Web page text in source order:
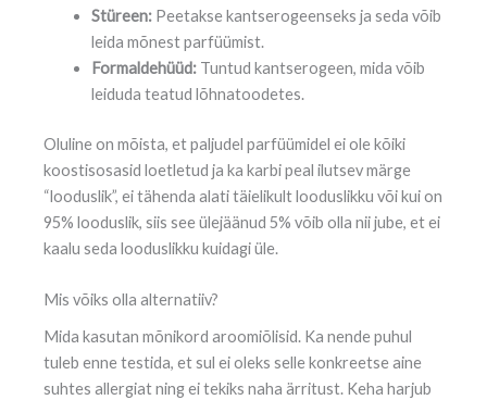
Stüreen:Peetakse kantserogeenseks ja seda võib
leida mõnest parfüümist.
Formaldehüüd:Tuntud kantserogeen, mida võib
leiduda teatud lõhnatoodetes.
Oluline on mõista, et paljudel parfüümidel ei ole kõiki
koostisosasid loetletud ja ka karbi peal ilutsev märge
“looduslik”, ei tähenda alati täielikult looduslikku või kui on
95% looduslik, siis see ülejäänud 5% võib olla nii jube, et ei
kaalu seda looduslikku kuidagi üle.
Mis võiks olla alternatiiv?
Mida kasutan mõnikord aroomiõlisid. Ka nende puhul
tuleb enne testida, et sul ei oleks selle konkreetse aine
suhtes allergiat ning ei tekiks naha ärritust. Keha harjub